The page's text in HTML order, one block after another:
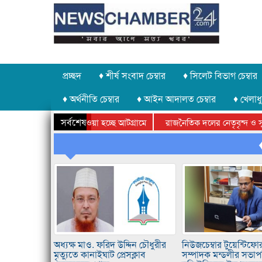
প্রচ্ছদ ♦ শীর্ষ সংবাদ চেম্বার ♦ সিলেট বিভাগ চেম্বার
♦ অর্থনীতি চেম্বার
♦ আইন আদালত চেম্বার ♦
সর্বশেষ
করে নিয়ে যাওয়া হচ্ছে আটগ্রামে রাজনৈতিক দলের নেতৃবৃন্দ ও
সিলেটে বাংলাদেশ গ্রুপ থিয়েটার
অধ্যক্ষ মাও. ফরিদ উদ্দিন চৌধুরীর
মৃত্যুতে কানাইঘাট প্রেসক্লাব
নিউজচেম্বার
সম্পাদক মন্ডলীর